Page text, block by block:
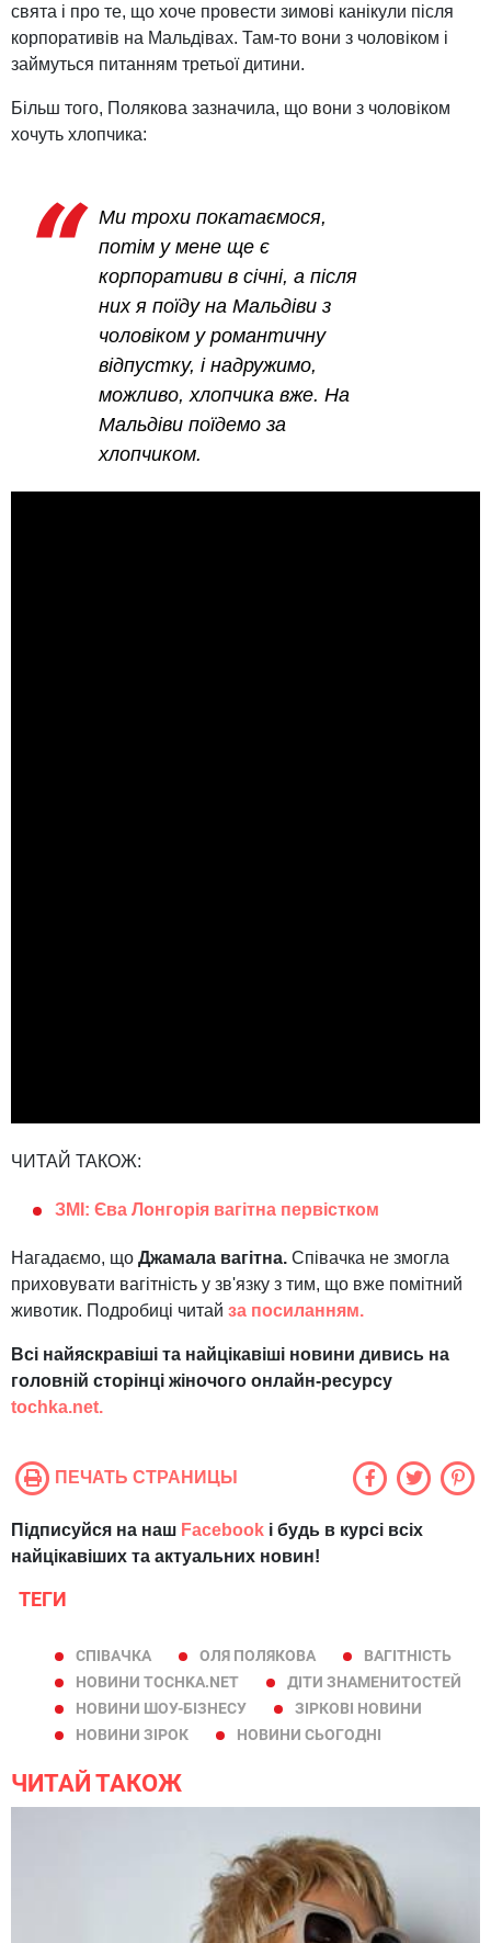
свята і про те, що хоче провести зимові канікули після
корпоративів на Мальдівах. Там-то вони з чоловіком і
займуться питанням третьої дитини.
Більш того, Полякова зазначила, що вони з чоловіком
хочуть хлопчика:
Ми трохи покатаємося,
потім у мене ще є
корпоративи в січні, а після
них я поїду на Мальдіви з
чоловіком у романтичну
відпустку, і надружимо,
можливо, хлопчика вже. На
Мальдіви поїдемо за
хлопчиком.
ЧИТАЙ ТАКОЖ:
ЗМІ: Єва Лонгорія вагітна первістком
Нагадаємо, що Джамала вагітна. Співачка не змогла
приховувати вагітність у зв'язку з тим, що вже помітний
животик. Подробиці читай за посиланням.
Всі найяскравіші та найцікавіші новини дивись на
головній сторінці жіночого онлайн-ресурсу
tochka.net.
ПЕЧАТЬ СТРАНИЦЫ
Підписуйся на наш Facebook і будь в курсі всіх
найцікавіших та актуальних новин!
ТЕГИ
СПІВАЧКА ОЛЯ ПОЛЯКОВА
ВАГІТНІСТЬ
НОВИНИ TOCHKA.NET
ДІТИ ЗНАМЕНИТОСТЕЙ
НОВИНИ ШОУ-БІЗНЕСУ
ЗІРКОВІ НОВИНИ
НОВИНИ ЗІРОК
НОВИНИ СЬОГОДНІ
ЧИТАЙ ТАКОЖ